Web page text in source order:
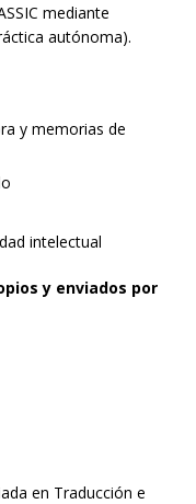
mediante
autónoma).
y memorias de
intelectual
y enviados por
en Traducción e